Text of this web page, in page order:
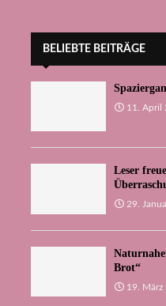
BELIEBTE BEITRÄGE
11. April
Leser
29.
Brot“
19. März